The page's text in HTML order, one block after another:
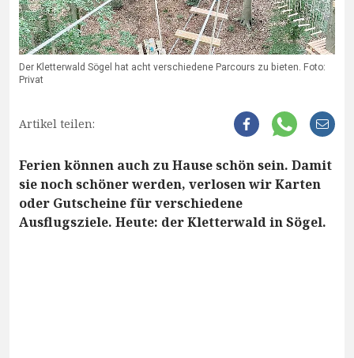
Der Kletterwald Sögel hat acht verschiedene Parcours zu bieten. Foto:
Privat
Artikel teilen:
Ferien können auch zu Hause schön sein. Damit
sie noch schöner werden, verlosen wir Karten
oder Gutscheine für verschiedene
Ausflugsziele. Heute: der Kletterwald in Sögel.